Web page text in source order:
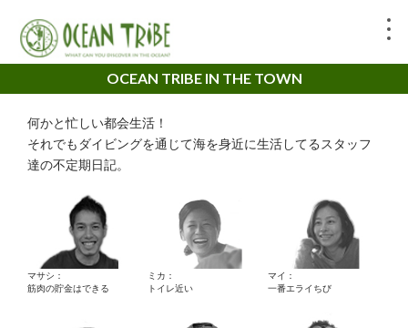
OCEAN TRIBE IN THE TOWN
何かと忙しい都会生活！
それでもダイビングを通じて海を身近に生活してるスタッフ
達の不定期日記。
マサシ：
筋肉の貯金はできる
ミカ：
トイレ近い
マイ：
一番エライちび